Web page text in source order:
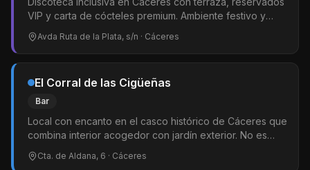
VIP y carta de cócteles premium. Ambiente festivo y
abierto para la comunidad LGTBIQ+.
Avda Ruta de la Plata, s/n · Cáceres
El Corral de las Cigüeñas
Bar
Local con encanto en el casco histórico de Cáceres que
combina interior acogedor con jardín exterior. No es
exclusivamente gay pero la comunidad LGTBIQ+ lo ha
hecho suyo. Conciertos al aire libre y ambiente diverso
Cta. de Aldana, 6 · Cáceres